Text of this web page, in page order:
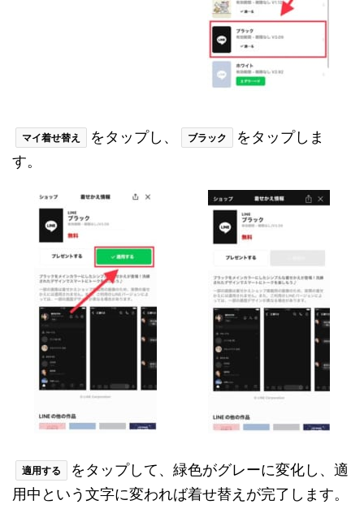
マイ着せ替え をタップし、 ブラック
をタップしま
す。
適用する
をタップして、緑色がグレーに変化し、適
用中という文字に変われば着せ替えが完了します。